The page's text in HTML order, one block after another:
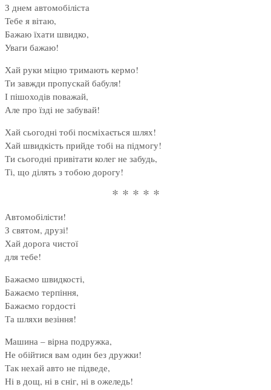
З днем автомобіліста
Тебе я вітаю,
Бажаю їхати швидко,
Уваги бажаю!
Хай руки міцно тримають кермо!
Ти завжди пропускай бабуля!
І пішоходів поважай,
Але про їзді не забувай!
Хай сьогодні тобі посміхається шлях!
Хай швидкість прийде тобі на підмогу!
Ти сьогодні привітати колег не забудь,
Ті, що ділять з тобою дорогу!
* * * * *
Автомобілісти!
З святом, друзі!
Хай дорога чистої
для тебе!
Бажаємо швидкості,
Бажаємо терпіння,
Бажаємо гордості
Та шляхи везіння!
Машина – вірна подружка,
Не обійтися вам один без дружки!
Так нехай авто не підведе,
Ні в дощ, ні в сніг, ні в ожеледь!